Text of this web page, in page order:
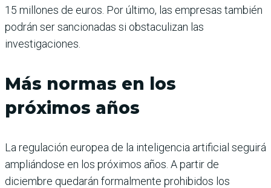
15 millones de euros. Por último, las empresas también
podrán ser sancionadas si obstaculizan las
investigaciones.
Más normas en los
próximos años
La regulación europea de la inteligencia artificial seguirá
ampliándose en los próximos años. A partir de
diciembre quedarán formalmente prohibidos los